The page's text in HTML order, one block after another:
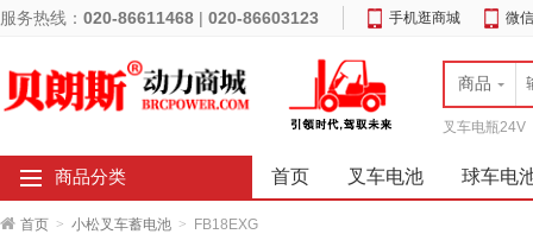
服务热线： 020-86611468 | 020-86603123 手机逛商城 微
商品
叉车电瓶24V
商品分类 首页 叉车电池 球车电
首页 > 小松叉车蓄电池 > FB18EXG